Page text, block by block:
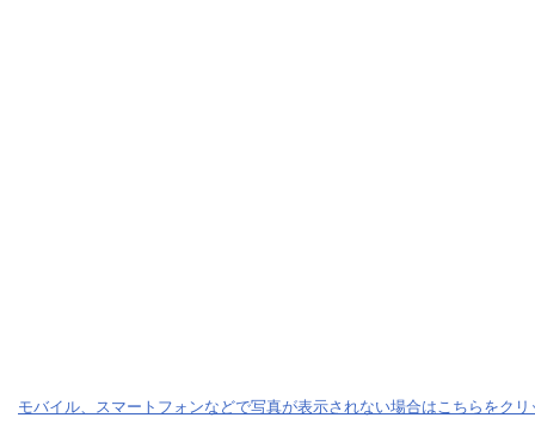
モバイル、スマートフォンなどで写真が表示されない場合はこちらをクリ